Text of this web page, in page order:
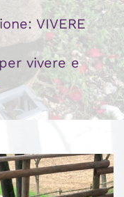
VIVERE
vivere e